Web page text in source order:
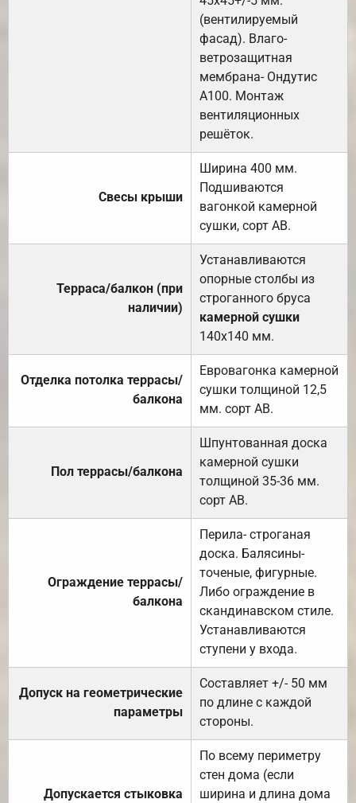
(вентилируемый
фасад). Влаго-
ветрозащитная
мембрана- Ондутис
А100. Монтаж
вентиляционных
решёток.
Свесы крыши
Ширина 400 мм.
Подшиваются
вагонкой камерной
сушки, сорт АВ.
Терраса/балкон (при
наличии)
Устанавливаются
опорные столбы из
строганного бруса
камерной сушки
140х140 мм.
Отделка потолка террасы/
балкона
Евровагонка камерной
сушки толщиной 12,5
мм. сорт АВ.
Пол террасы/балкона
Шпунтованная доска
камерной сушки
толщиной 35-36 мм.
сорт АВ.
Ограждение террасы/
балкона
Перила- строганая
доска. Балясины-
точеные, фигурные.
Либо ограждение в
скандинавском стиле.
Устанавливаются
ступени у входа.
Допуск на геометрические
параметры
Составляет +/- 50 мм
по длине с каждой
стороны.
Допускается стыковка
По всему периметру
стен дома (если
ширина и длина дома